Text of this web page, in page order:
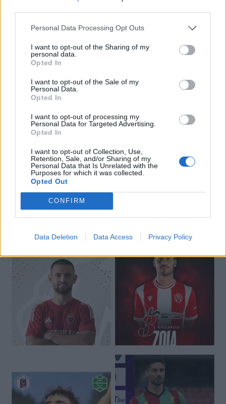
Personal Data Processing Opt Outs
I want to opt-out of the Sharing of my
personal data.
Opted In
I want to opt-out of the Sale of my
Personal Data.
Opted In
I want to opt-out of processing my
Personal Data for Targeted Advertising.
Opted In
I want to opt-out of Collection, Use,
Retention, Sale, and/or Sharing of my
Personal Data that Is Unrelated with the
Purposes for which it was collected.
Opted Out
CONFIRM
Data Deletion Data Access Privacy Policy